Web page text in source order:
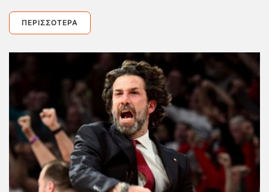
ΠΕΡΙΣΣΌΤΕΡΑ